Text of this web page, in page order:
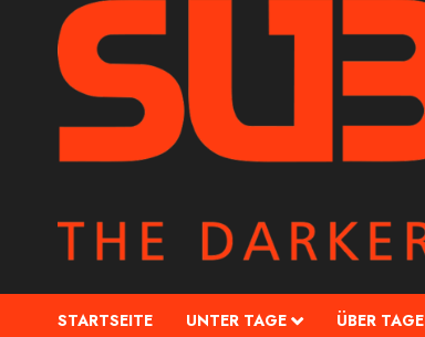
STARTSEITE UNTER TAGE ÜBER TAGE